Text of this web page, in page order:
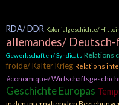
i
v
e
s
RDA/ DDR Kolonialgeschichte/
allemandes/
Gewerkschaften/ Syndicats Relations
froide/ Kalter Krieg Relations
économique/
Geschichte Europas